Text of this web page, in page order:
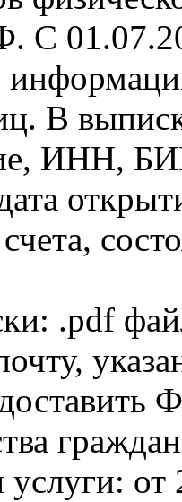
С
В
ИНН,
.pdf
от